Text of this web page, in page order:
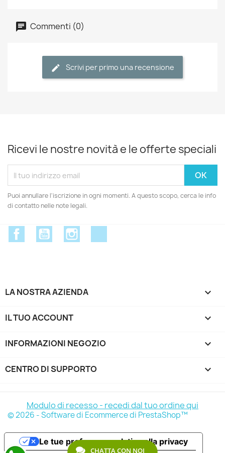
Commenti (0)
Scrivi per primo una recensione
Ricevi le nostre novità e le offerte speciali
Puoi annullare l'iscrizione in ogni momenti. A questo scopo, cerca le info
di contatto nelle note legali.
FacebookYouTube
LA NOSTRA AZIENDA 
IL TUO ACCOUNT 
INFORMAZIONI NEGOZIO keyboard_arrow_down
CENTRO DI SUPPORTO 
Modulo di recesso - recedi dal tuo ordine qui
© 2026 - Software di Ecommerce di PrestaShop™
Le tue preferenze relative alla privacy
CHATTA CON NOI